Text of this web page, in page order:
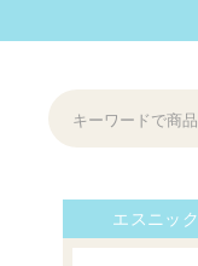
エスニッ